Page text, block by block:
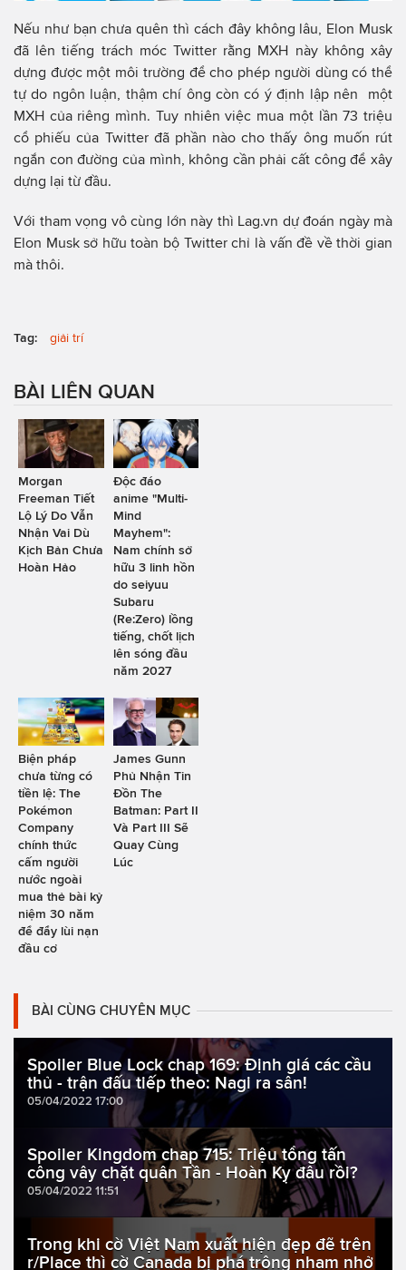
Nếu như bạn chưa quên thì cách đây không lâu, Elon Musk
đã lên tiếng trách móc Twitter rằng MXH này không xây
dựng được một môi trường để cho phép người dùng có thể
tự do ngôn luận, thậm chí ông còn có ý định lập nên một
MXH của riêng mình. Tuy nhiên việc mua một lần 73 triệu
cổ phiếu của Twitter đã phần nào cho thấy ông muốn rút
ngắn con đường của mình, không cần phải cất công để xây
dựng lại từ đầu.
Với tham vọng vô cùng lớn này thì Lag.vn dự đoán ngày mà
Elon Musk sở hữu toàn bộ Twitter chỉ là vấn đề về thời gian
mà thôi.
Tag: giải trí
BÀI LIÊN QUAN
Morgan
Freeman Tiết
Lộ Lý Do Vẫn
Nhận Vai Dù
Kịch Bản Chưa
Hoàn Hảo
Độc đáo
anime "Multi-
Mind
Mayhem":
Nam chính sở
hữu 3 linh hồn
do seiyuu
Subaru
(Re:Zero) lồng
tiếng, chốt lịch
lên sóng đầu
năm 2027
Biện pháp
chưa từng có
tiền lệ: The
Pokémon
Company
chính thức
cấm người
nước ngoài
mua thẻ bài kỷ
niệm 30 năm
để đẩy lùi nạn
đầu cơ
James Gunn
Phủ Nhận Tin
Đồn The
Batman: Part II
Và Part III Sẽ
Quay Cùng
Lúc
BÀI CÙNG CHUYÊN MỤC
Spoiler Blue Lock chap 169: Định giá các cầu
thủ - trận đấu tiếp theo: Nagi ra sân!
05/04/2022 17:00
Spoiler Kingdom chap 715: Triệu tổng tấn
công vây chặt quân Tần - Hoàn Kỵ đâu rồi?
05/04/2022 11:51
Trong khi cờ Việt Nam xuất hiện đẹp đẽ trên
r/Place thì cờ Canada bị phá trông nham nhở